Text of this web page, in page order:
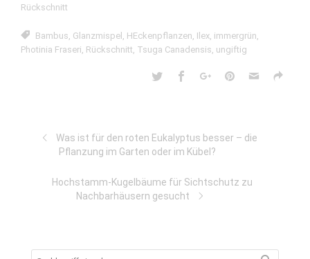
Rückschnitt
Bambus, Glanzmispel , HEckenpflanzen, Ilex, immergrün,
Photinia Fraseri, Rückschnitt, Tsuga Canadensis, ungiftig
Was ist für den roten Eukalyptus besser – die
Pflanzung im Garten oder im Kübel?
Hochstamm-Kugelbäume für Sichtschutz zu
Nachbarhäusern gesucht